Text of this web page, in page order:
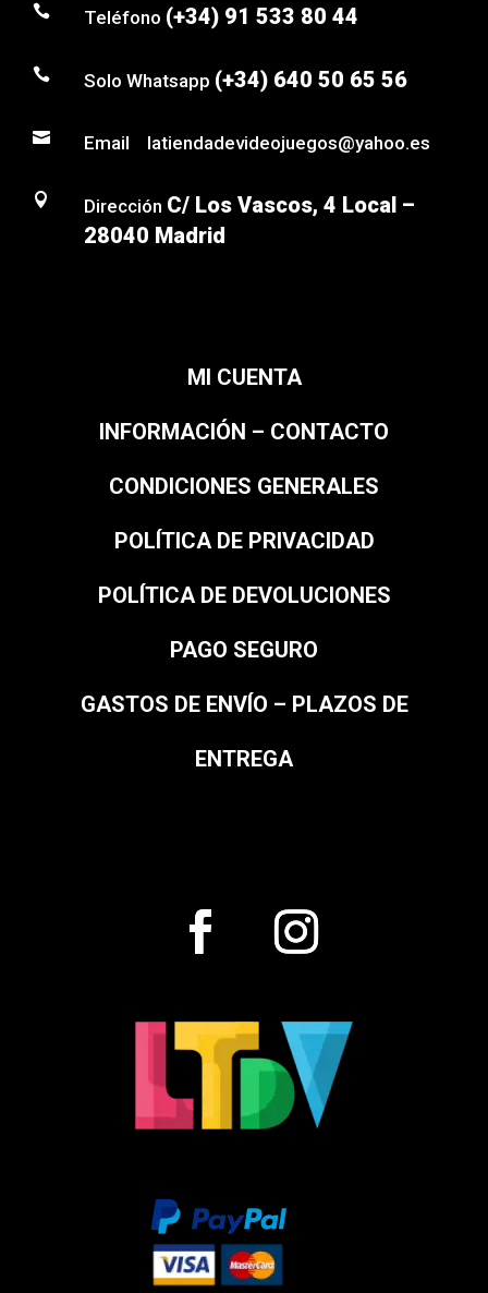
 Teléfono (+34) 91 533 80 44
 Solo Whatsapp (+34) 640 50 65 56
 Email latiendadevideojuegos@yahoo.es
 Dirección C/ Los Vascos, 4 Local –
28040 Madrid
MI CUENTA
INFORMACIÓN – CONTACTO
CONDICIONES GENERALES
POLÍTICA DE PRIVACIDAD
POLÍTICA DE DEVOLUCIONES
PAGO SEGURO
GASTOS DE ENVÍO – PLAZOS DE
ENTREGA